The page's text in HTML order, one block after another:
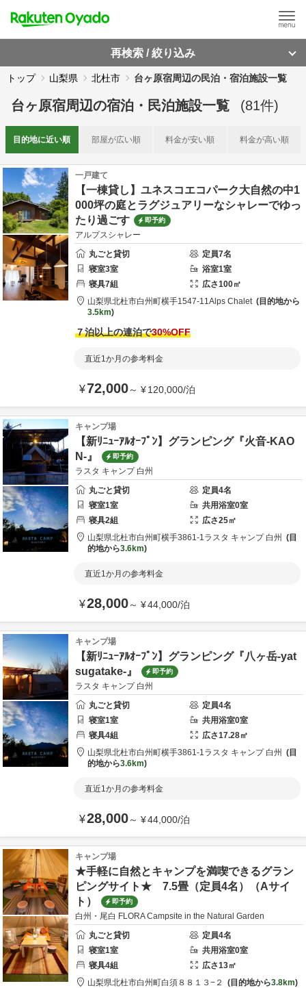
再検索 / 絞り込み
トップ 山梨県 北杜市 台ヶ原宿周辺の民泊・宿泊施設一覧
台ヶ原宿周辺の宿泊・民泊施設一覧 (81件)
目的地に近い順 部屋が広い順 料金が安い順 料金が高い順
一戸建て
【一棟貸し】ユネスコエコパーク大自然の中1
000坪の庭とラグジュアリーなシャレーでゆっ
たり過ごす
即予約
アルプスシャレー
丸ごと貸切
定員7名
寝室3室 浴室1室
寝具7組 広さ100㎡
山梨県北杜市白州町横手1547-11Alps Chalet
目的地から
3.5km
７泊以上の連泊で30%OFF
直近1か月の参考料金
¥72,000～ ¥120,000/泊
キャンプ場
【新ﾘﾆｭｰｱﾙｵｰﾌﾟﾝ】グランピング『火音-KAO
N-』
即予約
ラスタ キャンプ 白州
丸ごと貸切
定員4名
寝室1室 共用浴室0室
寝具2組 広さ25㎡
山梨県北杜市白州町横手3861-1ラスタ キャンプ 白州
目
的地から3.6km
直近1か月の参考料金
¥28,000～ ¥44,000/泊
キャンプ場
【新ﾘﾆｭｰｱﾙｵｰﾌﾟﾝ】グランピング『八ヶ岳-yat
sugatake-』
即予約
ラスタ キャンプ 白州
丸ごと貸切
定員4名
寝室1室 共用浴室0室
寝具4組 広さ17.28㎡
山梨県北杜市白州町横手3861-1ラスタ キャンプ 白州
目
的地から3.6km
直近1か月の参考料金
¥28,000～ ¥44,000/泊
キャンプ場
★手軽に自然とキャンプを満喫できるグラン
ピングサイト★ 7.5畳（定員4名）（Aサイ
ト）
即予約
白州・尾白 FLORA Campsite in the Natural Garden
丸ごと貸切
定員4名
寝室1室 共用浴室0室
寝具4組 広さ13㎡
山梨県北杜市白州町白須８８１３−２ 目的地から3.8km